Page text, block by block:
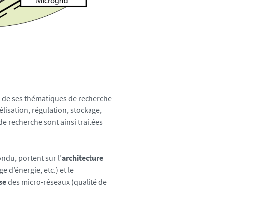
de ses thématiques de recherche
régulation, stockage,
recherche sont ainsi traitées
portent sur l’architecture
d’énergie, etc.) et le
des micro-réseaux (qualité de